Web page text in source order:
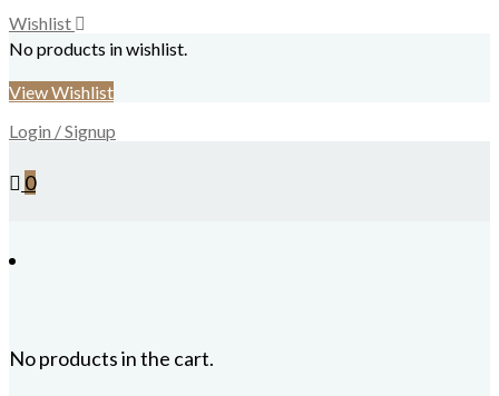
Wishlist
No products in wishlist.
View Wishlist
Login / Signup
0
No products in the cart.